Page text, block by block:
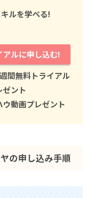
ルを学べる!
ルに申し込む!
間無料トライアル
ゼント
ウ動画プレゼント
の申し込み手順